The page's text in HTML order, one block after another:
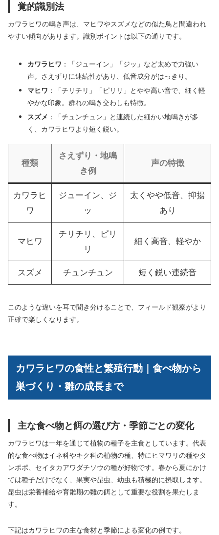
覚的識別法
カワラヒワの鳴き声は、マヒワやスズメなどの似た鳥と間違われ
やすい傾向があります。識別ポイントは以下の通りです。
カワラヒワ ：「ジューイン」「ジッ」など太めで力強い
声。さえずりに連続性があり、低音成分がはっきり。
マヒワ ：「チリチリ」「ピリリ」とやや高い音で、細く軽
やかな印象。群れの鳴き交わしも特徴。
スズメ ：「チュンチュン」と連続した細かい地鳴きが多
く、カワラヒワより短く鋭い。
種類
さえずり・地鳴
き例
声の特徴
カワラヒ
ワ
ジューイン、ジ
ッ
太くやや低音、抑揚
あり
マヒワ
チリチリ、ピリ
リ
細く高音、軽やか
スズメ チュンチュン 短く鋭い連続音
このような違いを耳で聞き分けることで、フィールド観察がより
正確で楽しくなります。
カワラヒワの食性と繁殖行動｜食べ物から
巣づくり・雛の成長まで
主な食べ物と餌の選び方・季節ごとの変化
カワラヒワは一年を通じて植物の種子を主食としています。代表
的な食べ物はイネ科やキク科の植物の種、特にヒマワリの種やタ
ンポポ、セイタカアワダチソウの種が好物です。春から夏にかけ
ては種子だけでなく、果実や昆虫、幼虫も積極的に摂取します。
昆虫は栄養補給や育雛期の雛の餌として重要な役割を果たしま
す。
下記はカワラヒワの主な食材と季節による変化の例です。